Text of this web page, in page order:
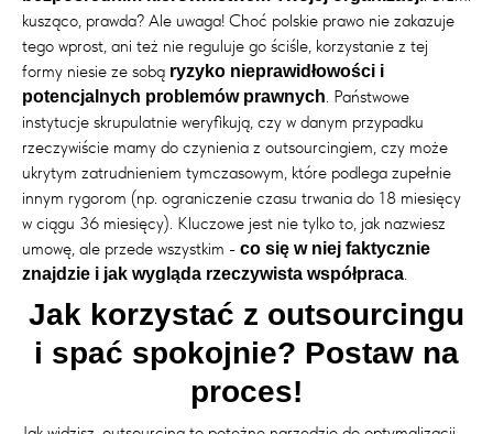
kusząco, prawda? Ale uwaga! Choć polskie prawo nie zakazuje
tego wprost, ani też nie reguluje go ściśle, korzystanie z tej
formy niesie ze sobą ryzyko nieprawidłowości i
potencjalnych problemów prawnych. Państwowe
instytucje skrupulatnie weryfikują, czy w danym przypadku
rzeczywiście mamy do czynienia z outsourcingiem, czy może
ukrytym zatrudnieniem tymczasowym, które podlega zupełnie
innym rygorom (np. ograniczenie czasu trwania do 18 miesięcy
w ciągu 36 miesięcy). Kluczowe jest nie tylko to, jak nazwiesz
umowę, ale przede wszystkim - co się w niej faktycznie
znajdzie i jak wygląda rzeczywista współpraca.
Jak korzystać z outsourcingu
i spać spokojnie? Postaw na
proces!